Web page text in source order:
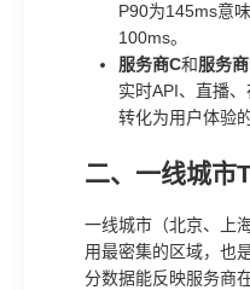
P90为145ms意
100ms。
服务商C和服务
实时API、直播
转化为用户体验
二、一线城市
一线城市（北京、上
用最密集的区域，也
分数据能反映服务商